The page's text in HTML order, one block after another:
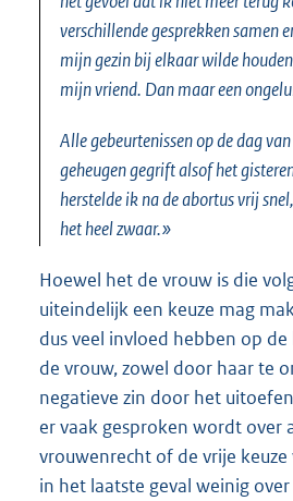
verschillende gesprekken samen
mijn gezin bij elkaar wilde
mijn vriend. Dan maar een
Alle gebeurtenissen op de dag
geheugen gegrift alsof het
herstelde ik na de abortus vrij
het heel zwaar.»
Hoewel het de vrouw is die
uiteindelijk een keuze mag
dus veel invloed hebben op
de vrouw, zowel door haar te
negatieve zin door het
er vaak gesproken wordt over
vrouwenrecht of de vrije
in het laatste geval weinig